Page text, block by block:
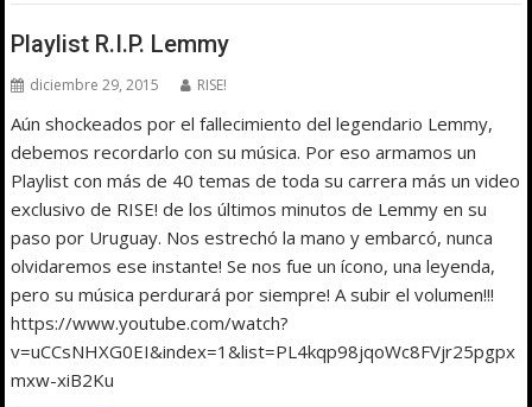
Playlist R.I.P. Lemmy
diciembre 29, 2015 RISE!
Aún shockeados por el fallecimiento del legendario Lemmy,
debemos recordarlo con su música. Por eso armamos un
Playlist con más de 40 temas de toda su carrera más un video
exclusivo de RISE! de los últimos minutos de Lemmy en su
paso por Uruguay. Nos estrechó la mano y embarcó, nunca
olvidaremos ese instante! Se nos fue un ícono, una leyenda,
pero su música perdurará por siempre! A subir el volumen!!!
https://www.youtube.com/watch?
v=uCCsNHXG0EI&index=1&list=PL4kqp98jqoWc8FVjr25pgpx
mxw-xiB2Ku